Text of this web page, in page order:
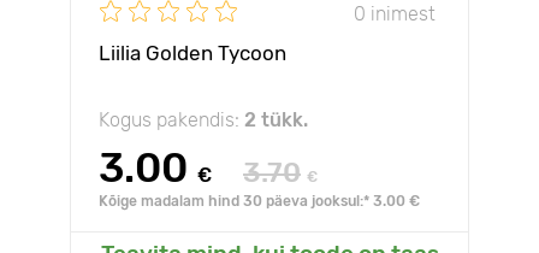
0 inimest
Liilia Golden Tycoon
Kogus pakendis: 2 tükk.
3.00 € 3.70 €
Kõige madalam hind 30 päeva jooksul:* 3.00 €